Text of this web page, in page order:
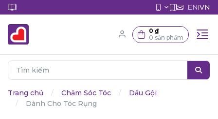
EN|VN
0 ₫
0 sản phẩm
Trang chủ Chăm Sóc Tóc
Dầu Gội
Dành Cho Tóc Rụng